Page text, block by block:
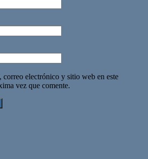
correo electrónico y sitio web en este
vez que comente.